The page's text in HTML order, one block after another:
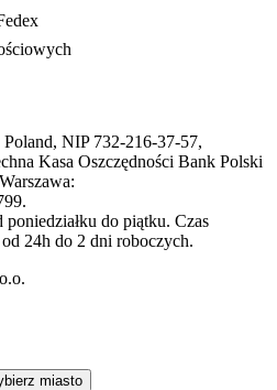
NIP 732-216-37-57,
Kasa Oszczędności Bank Polski
do piątku. Czas
24h do 2 dni roboczych.